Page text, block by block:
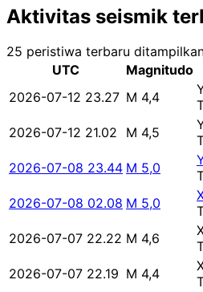
Aktivitas seismik
25 peristiwa terbaru
UTC
Magnitudo
2026-07-12 23.27 M 4,4
2026-07-12 21.02 M 4,5
2026-07-08 23.44 M 5,0
2026-07-08 02.08 M 5,0
2026-07-07 22.22 M 4,6
2026-07-07 22.19 M 4,4